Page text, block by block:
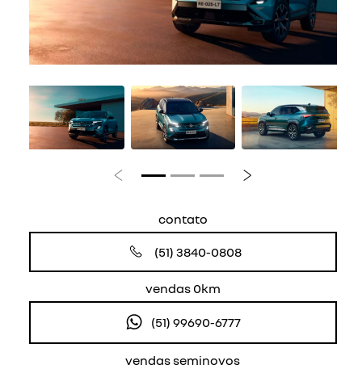
Anterior Próximo
contato
(51) 3840-0808
vendas 0km
(51) 99690-6777
vendas seminovos